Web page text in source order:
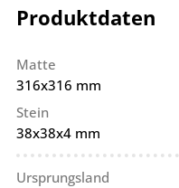
Produktdaten
Matte
316x316 mm
Stein
38x38x4 mm
Ursprungsland